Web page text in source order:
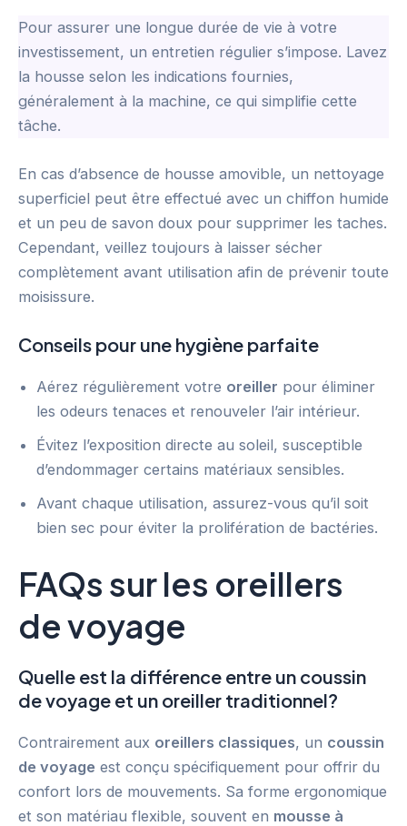
Pour assurer une longue durée de vie à votre
investissement, un entretien régulier s’impose. Lavez
la housse selon les indications fournies,
généralement à la machine, ce qui simplifie cette
tâche.
En cas d’absence de housse amovible, un nettoyage
superficiel peut être effectué avec un chiffon humide
et un peu de savon doux pour supprimer les taches.
Cependant, veillez toujours à laisser sécher
complètement avant utilisation afin de prévenir toute
moisissure.
Conseils pour une hygiène parfaite
Aérez régulièrement votre oreiller pour éliminer
les odeurs tenaces et renouveler l’air intérieur.
Évitez l’exposition directe au soleil, susceptible
d’endommager certains matériaux sensibles.
Avant chaque utilisation, assurez-vous qu’il soit
bien sec pour éviter la prolifération de bactéries.
FAQs sur les oreillers
de voyage
Quelle est la différence entre un coussin
de voyage et un oreiller traditionnel?
Contrairement aux oreillers classiques, un coussin
de voyage est conçu spécifiquement pour offrir du
confort lors de mouvements. Sa forme ergonomique
et son matériau flexible, souvent en mousse à